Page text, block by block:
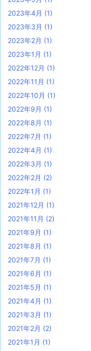
2023年4月 (1)
2023年3月 (1)
2023年2月 (1)
2023年1月 (1)
2022年12月 (1)
2022年11月 (1)
2022年10月 (1)
2022年9月 (1)
2022年8月 (1)
2022年7月 (1)
2022年4月 (1)
2022年3月 (1)
2022年2月 (2)
2022年1月 (1)
2021年12月 (1)
2021年11月 (2)
2021年9月 (1)
2021年8月 (1)
2021年7月 (1)
2021年6月 (1)
2021年5月 (1)
2021年4月 (1)
2021年3月 (1)
2021年2月 (2)
2021年1月 (1)